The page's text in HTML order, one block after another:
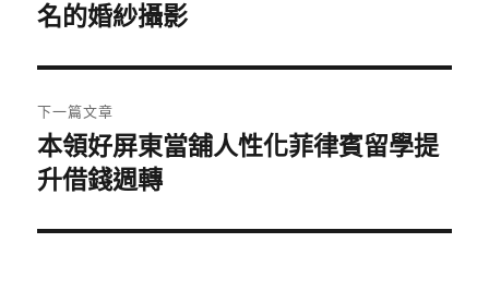
導
覽
一
文
章:
名的婚紗攝影
下一篇文章
下
一
文
本領好屏東當舖人性化菲律賓留學提
升借錢週轉